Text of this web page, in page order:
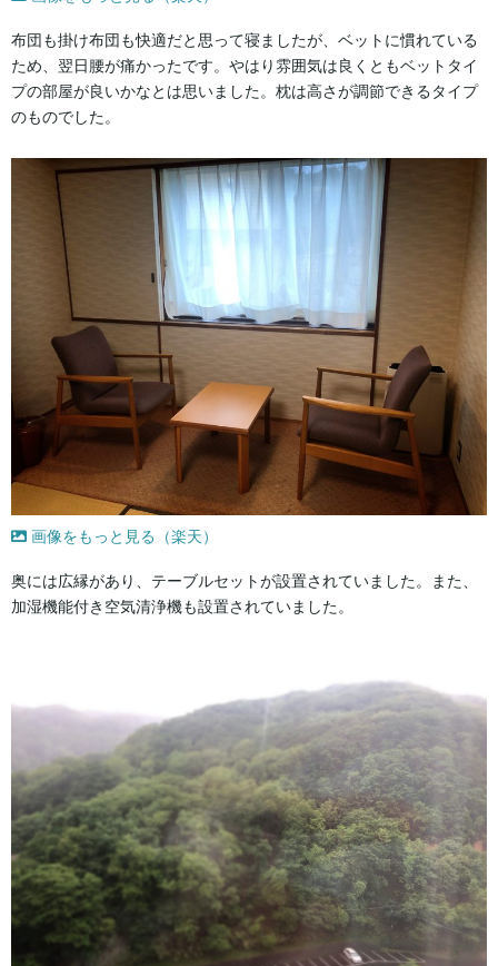
布団も掛け布団も快適だと思って寝ましたが、ベットに慣れている
ため、翌日腰が痛かったです。やはり雰囲気は良くともベットタイ
プの部屋が良いかなとは思いました。枕は高さが調節できるタイプ
のものでした。
画像をもっと見る（楽天）
奥には広縁があり、テーブルセットが設置されていました。また、
加湿機能付き空気清浄機も設置されていました。